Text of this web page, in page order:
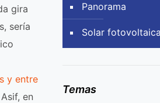
gira
sería
y entre
en
Panorama
Solar fotovoltaica
Temas